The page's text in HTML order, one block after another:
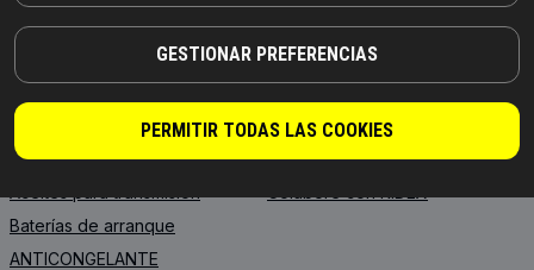
GESTIONAR PREFERENCIAS
PERMITIR TODAS LAS COOKIES
ACERCA DE NOSOTROS
Aceite de motor
Baterías de arranque
ANTICONGELANTE
Distribuidores
Para vendedores
FAQ
Integración de la API